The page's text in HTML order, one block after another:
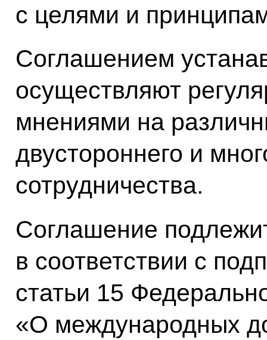
с целями и
Соглашением
осуществляют
мнениями на
двустороннего и
сотрудничества.
Соглашение
в соответствии с
статьи 15
«О международных